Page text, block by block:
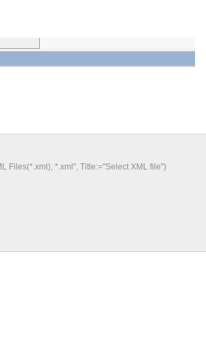
Files(*.xml), *.xml", Title:="Select XML file")